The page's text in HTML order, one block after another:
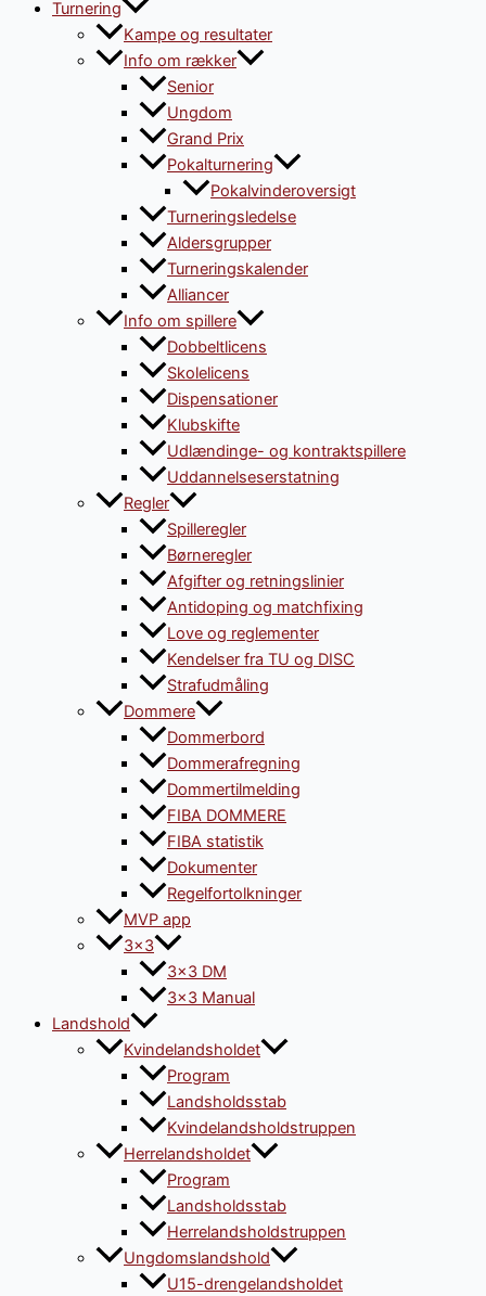
Turnering
Kampe og resultater
Info om rækker
Senior
Ungdom
Grand Prix
Pokalturnering
Pokalvinderoversigt
Turneringsledelse
Aldersgrupper
Turneringskalender
Alliancer
Info om spillere
Dobbeltlicens
Skolelicens
Dispensationer
Klubskifte
Udlændinge- og kontraktspillere
Uddannelseserstatning
Regler
Spilleregler
Børneregler
Afgifter og retningslinier
Antidoping og matchfixing
Love og reglementer
Kendelser fra TU og DISC
Strafudmåling
Dommere
Dommerbord
Dommerafregning
Dommertilmelding
FIBA DOMMERE
FIBA statistik
Dokumenter
Regelfortolkninger
MVP app
3×3
3×3 DM
3×3 Manual
Landshold
Kvindelandsholdet
Program
Landsholdsstab
Kvindelandsholdstruppen
Herrelandsholdet
Program
Landsholdsstab
Herrelandsholdstruppen
Ungdomslandshold
U15-drengelandsholdet